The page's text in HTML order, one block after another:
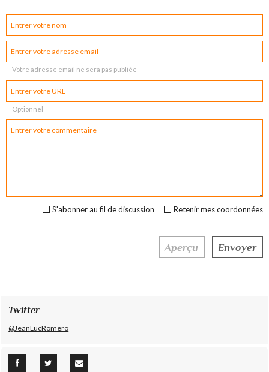
Votre adresse email ne sera pas publiée
Optionnel
Retenir mes coordonnées
S'abonner au fil de discussion
Twitter
@JeanLucRomero